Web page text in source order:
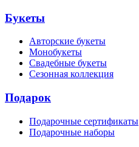
Букеты
Авторские букеты
Монобукеты
Свадебные букеты
Сезонная коллекция
Подарок
Подарочные сертификаты
Подарочные наборы